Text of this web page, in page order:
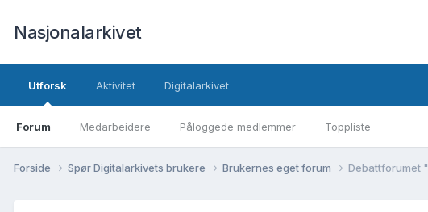
Nasjonalarkivet
Utforsk
Forum Medarbeidere Påloggede medlemmer Toppliste
Aktivitet Digitalarkivet
Forside Spør Digitalarkivets brukere Brukernes eget forum Debattforumet